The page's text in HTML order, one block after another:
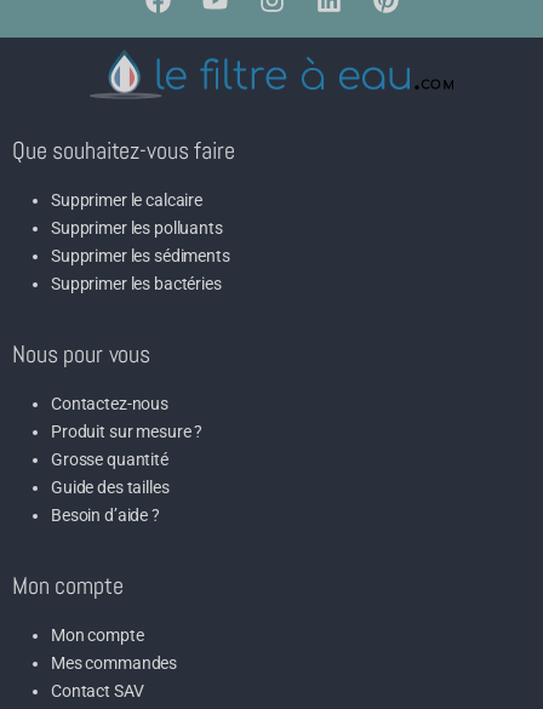
Que souhaitez-vous faire
Supprimer le calcaire
Supprimer les polluants
Supprimer les sédiments
Supprimer les bactéries
Nous pour vous
Contactez-nous
Produit sur mesure ?
Grosse quantité
Guide des tailles
Besoin d’aide ?
Mon compte
Mon compte
Mes commandes
Contact SAV